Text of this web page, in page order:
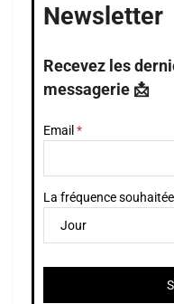
Newsletter
Recevez les
messagerie 📩
Email
La fréquence